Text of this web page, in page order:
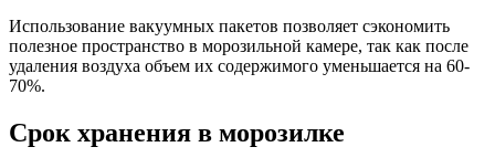
Использование вакуумных пакетов позволяет сэкономить
полезное пространство в морозильной камере, так как после
удаления воздуха объем их содержимого уменьшается на 60-
70%.
Срок хранения в морозилке